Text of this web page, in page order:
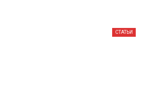
СТАТЬИ